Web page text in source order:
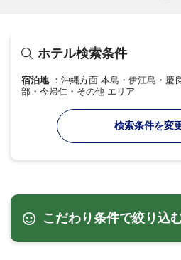
ホテル検索条件
宿泊地
沖縄方面 本島・伊江島・慶
部・今帰仁・その他 エリア
検索条件を変
こだわり条件で絞り込